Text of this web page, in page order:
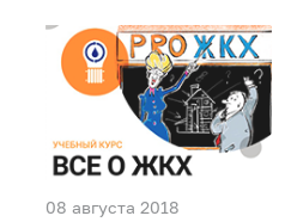
08 августа 2018